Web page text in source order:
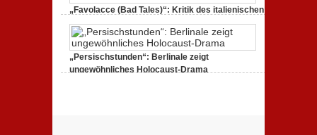
Handydokumentation
einer
„Favolacce (Bad Tales)“: Kritik des italienischen
Berlinale-Beitrags der Brüder D’Innocenzo
25. Februar 2020,Keine Kommentarezu
„Favolacce
(Bad
Tales)“:
Kritik
des
„Persischstunden“: Berlinale zeigt
ungewöhnliches Holocaust-Drama